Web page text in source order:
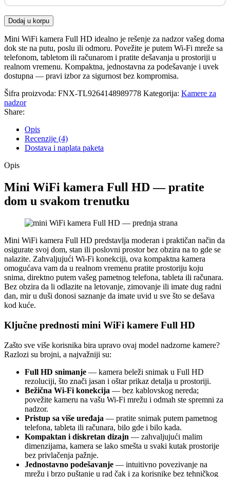
Dodaj u korpu
Mini WiFi kamera Full HD idealno je rešenje za nadzor vašeg doma
dok ste na putu, poslu ili odmoru. Povežite je putem Wi-Fi mreže sa
telefonom, tabletom ili računarom i pratite dešavanja u prostoriji u
realnom vremenu. Kompaktna, jednostavna za podešavanje i uvek
dostupna — pravi izbor za sigurnost bez kompromisa.
Šifra proizvoda: FNX-TL9264148989778 Kategorija: Kamere za
nadzor
Share:
Opis
Recenzije (4)
Dostava i naplata paketa
Opis
Mini WiFi kamera Full HD — pratite
dom u svakom trenutku
Mini WiFi kamera Full HD predstavlja moderan i praktičan način da
osigurate svoj dom, stan ili poslovni prostor bez obzira na to gde se
nalazite. Zahvaljujući Wi-Fi konekciji, ova kompaktna kamera
omogućava vam da u realnom vremenu pratite prostoriju koju
snima, direktno putem vašeg pametnog telefona, tableta ili računara.
Bez obzira da li odlazite na letovanje, zimovanje ili imate dug radni
dan, mir u duši donosi saznanje da imate uvid u sve što se dešava
kod kuće.
Ključne prednosti mini WiFi kamere Full HD
Zašto sve više korisnika bira upravo ovaj model nadzorne kamere?
Razlozi su brojni, a najvažniji su:
Full HD snimanje — kamera beleži snimak u Full HD
rezoluciji, što znači jasan i oštar prikaz detalja u prostoriji.
Bežična Wi-Fi konekcija — bez kablovskog nereda;
povežite kameru na vašu Wi-Fi mrežu i odmah ste spremni za
nadzor.
Pristup sa više uređaja — pratite snimak putem pametnog
telefona, tableta ili računara, bilo gde i bilo kada.
Kompaktan i diskretan dizajn — zahvaljujući malim
dimenzijama, kamera se lako smešta u svaki kutak prostorije
bez privlačenja pažnje.
Jednostavno podešavanje — intuitivno povezivanje na
mrežu i brzo puštanje u rad čak i za korisnike bez tehničkog